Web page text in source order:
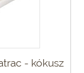
- kókusz